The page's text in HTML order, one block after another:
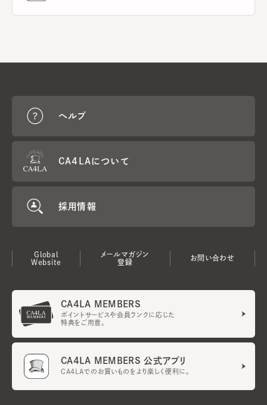
ヘルプ
CA4LAについて
採用情報
Global
Website
メールマガジン
登録
お問い合わせ
CA4LA MEMBERS
ポイントサービスや会員ランクに応じた
特典をご用意。
CA4LA MEMBERS 公式アプリ
CA4LAでのお買いものをより楽しく便利に。